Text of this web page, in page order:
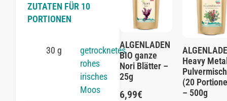
ZUTATEN FÜR 10
PORTIONEN
30 g
getrocknetes
rohes
irisches
Moos
ALGENLADEN
BIO ganze
Nori Blätter –
25g
6,99€
Heavy
(20
– 500g